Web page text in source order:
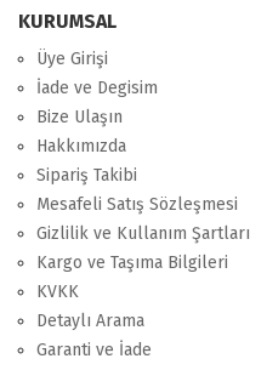
KURUMSAL
Üye Girişi
İade ve Degisim
Bize Ulaşın
Hakkımızda
Sipariş Takibi
Mesafeli Satış Sözleşmesi
Gizlilik ve Kullanım Şartları
Kargo ve Taşıma Bilgileri
KVKK
Detaylı Arama
Garanti ve İade